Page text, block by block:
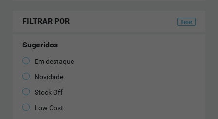
FILTRAR POR
Sugeridos
Em destaque
Novidade
Stock Off
Low Cost